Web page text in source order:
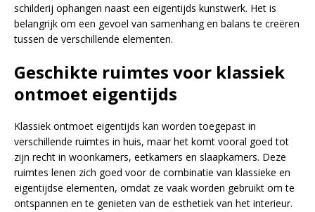
schilderij ophangen naast een eigentijds kunstwerk. Het is
belangrijk om een gevoel van samenhang en balans te creëren
tussen de verschillende elementen.
Geschikte ruimtes voor klassiek
ontmoet eigentijds
Klassiek ontmoet eigentijds kan worden toegepast in
verschillende ruimtes in huis, maar het komt vooral goed tot
zijn recht in woonkamers, eetkamers en slaapkamers. Deze
ruimtes lenen zich goed voor de combinatie van klassieke en
eigentijdse elementen, omdat ze vaak worden gebruikt om te
ontspannen en te genieten van de esthetiek van het interieur.